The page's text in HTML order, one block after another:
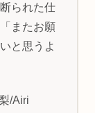
られた仕
またお願
と思うよ
/Airi